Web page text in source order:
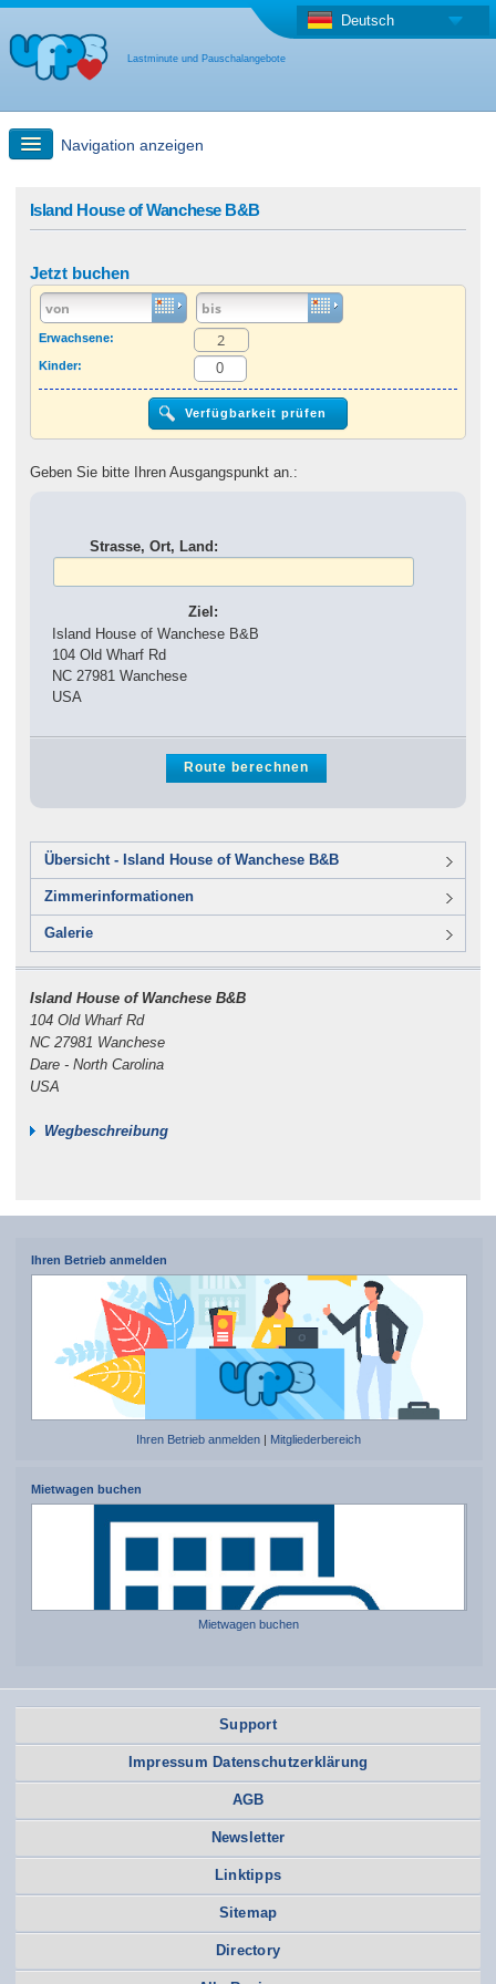
Lastminute und Pauschalangebote
Deutsch
Navigation anzeigen
Last Minute Angebot + Pauschalangebot
Anderes Land
Island House of Wanchese B&B
Jetzt buchen
Erwachsene:
Kinder:
Geben Sie bitte Ihren Ausgangspunkt an.:
Strasse, Ort, Land:
Ziel:
Island House of Wanchese B&B
104 Old Wharf Rd
NC 27981 Wanchese
USA
Übersicht - Island House of Wanchese B&B
Zimmerinformationen
Galerie
Island House of Wanchese B&B
104 Old Wharf Rd
NC 27981 Wanchese
Dare - North Carolina
USA
Wegbeschreibung
Ihren Betrieb anmelden
Ihren Betrieb anmelden Mitgliederbereich
Mietwagen buchen
Mietwagen buchen
Support
Impressum Datenschutzerklärung
AGB
Newsletter
Linktipps
Sitemap
Directory